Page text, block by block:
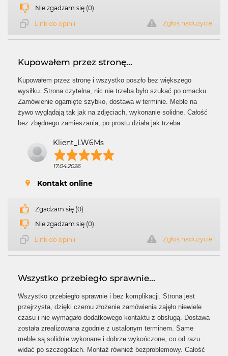
Nie zgadzam się (0)
Link do opinii Zgłoś nadużycie
Kupowałem przez stronę...
Kupowałem przez stronę i wszystko poszło bez większego
wysiłku. Strona czytelna, nic nie trzeba było szukać po omacku.
Zamówienie ogarnięte szybko, dostawa w terminie. Meble na
żywo wyglądają tak jak na zdjęciach, wykonanie solidne. Całość
bez zbędnego zamieszania, po prostu działa jak trzeba.
Klient_LW6Ms
17.04.2026
Kontakt online
Zgadzam się (0)
Nie zgadzam się (0)
Link do opinii Zgłoś nadużycie
Wszystko przebiegło sprawnie...
Wszystko przebiegło sprawnie i bez komplikacji. Strona jest
przejrzysta, dzięki czemu złożenie zamówienia zajęło niewiele
czasu i nie wymagało dodatkowego kontaktu z obsługą. Dostawa
została zrealizowana zgodnie z ustalonym terminem. Same
meble są solidnie wykonane i dobrze wykończone, co od razu
widać po szczegółach. Montaż również bezproblemowy. Całość